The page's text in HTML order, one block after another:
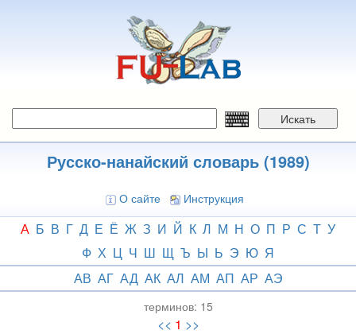
Искать
Русско-нанайский словарь (1989)
О сайте Инструкция
А Б В Г Д Е Ё Ж З И Й К Л М Н О П Р С Т У
Ф Х Ц Ч Ш Щ Ъ Ы Ь Э Ю Я
АВ АГ АД АК АЛ АМ АП АР АЭ
терминов: 15
<< 1 >>